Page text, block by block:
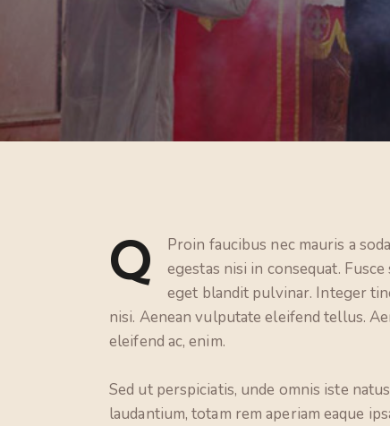
Q
Proin faucibus nec mauris a
egestas nisi in consequat.
eget blandit pulvinar. Integer
nisi. Aenean vulputate eleifend tellus.
eleifend ac, enim.
Sed ut perspiciatis, unde omnis iste
laudantium, totam rem aperiam eaque